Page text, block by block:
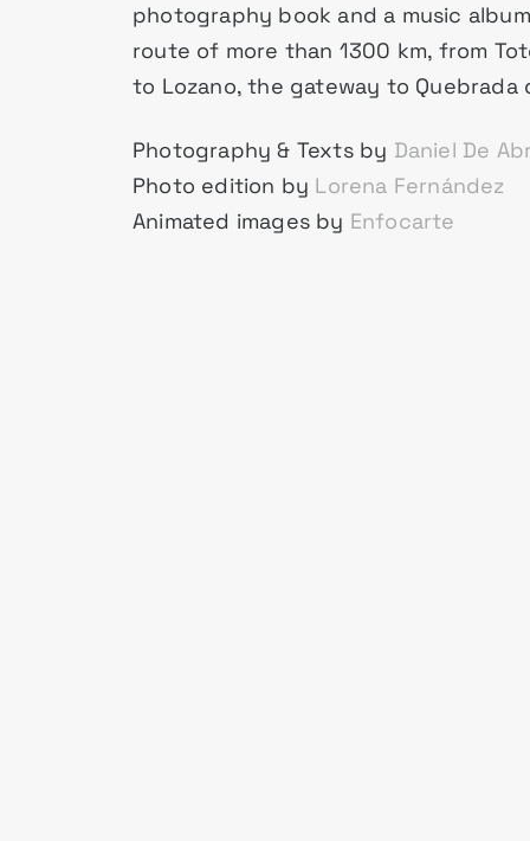
photography book and a music
route of more than 1300 km, from
to Lozano, the gateway to Quebrada
Photography & Texts by Daniel De
Photo edition by Lorena Fernández
Animated images by Enfocarte